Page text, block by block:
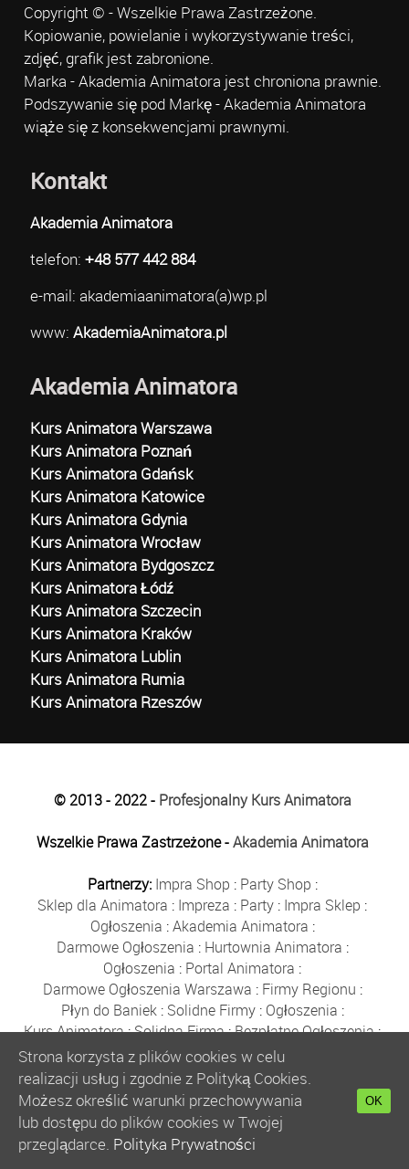
Copyright © - Wszelkie Prawa Zastrzeżone.
Kopiowanie, powielanie i wykorzystywanie treści,
zdjęć, grafik jest zabronione.
Marka - Akademia Animatora jest chroniona prawnie.
Podszywanie się pod Markę - Akademia Animatora
wiąże się z konsekwencjami prawnymi.
Kontakt
Akademia Animatora
telefon: +48 577 442 884
e-mail: akademiaanimatora(a)wp.pl
www: AkademiaAnimatora.pl
Akademia Animatora
Kurs Animatora Warszawa
Kurs Animatora Poznań
Kurs Animatora Gdańsk
Kurs Animatora Katowice
Kurs Animatora Gdynia
Kurs Animatora Wrocław
Kurs Animatora Bydgoszcz
Kurs Animatora Łódź
Kurs Animatora Szczecin
Kurs Animatora Kraków
Kurs Animatora Lublin
Kurs Animatora Rumia
Kurs Animatora Rzeszów
© 2013 - 2022 - Profesjonalny Kurs Animatora
Wszelkie Prawa Zastrzeżone -Akademia Animatora
Partnerzy: Impra Shop : Party Shop :
Sklep dla Animatora : Impreza : Party : Impra Sklep :
Ogłoszenia :Akademia Animatora :
Darmowe Ogłoszenia : Hurtownia Animatora :
Ogłoszenia : Portal Animatora :
Darmowe Ogłoszenia Warszawa : Firmy Regionu :
Płyn do Baniek: Solidne Firmy: Ogłoszenia :
Kurs Animatora:Solidna Firma:Bezpłatne Ogłoszenia:
Animator Czasu Wolnego:
Bezpłatne Ogłoszenia Warszawa:sklep animatora
Bańki Mydlane:Bezpłatne Ogłoszenia
Szkolenie Animatorów:Kurs Animatora
:
Kurs Animatora Warszawa :Rumia
Kurs Animatora Poznań:
Strona korzysta z plików cookies w celu
realizacji usług i zgodnie z Polityką Cookies.
Możesz określić warunki przechowywania
lub dostępu do plików cookies w Twojej
przeglądarce. Polityka Prywatności
OK